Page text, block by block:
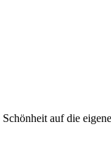
auf die